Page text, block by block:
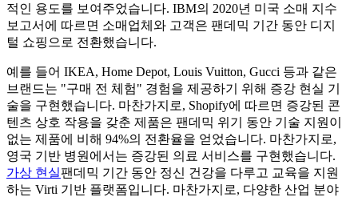
적인 용도를 보여주었습니다. IBM의 2020년 미국 소매 지수
보고서에 따르면 소매업체와 고객은 팬데믹 기간 동안 디지
털 쇼핑으로 전환했습니다.
예를 들어 IKEA, Home Depot, Louis Vuitton, Gucci 등과 같은
브랜드는 "구매 전 체험" 경험을 제공하기 위해 증강 현실 기
술을 구현했습니다. 마찬가지로, Shopify에 따르면 증강된 콘
텐츠 상호 작용을 갖춘 제품은 팬데믹 위기 동안 기술 지원이
없는 제품에 비해 94%의 전환율을 얻었습니다. 마찬가지로,
영국 기반 병원에서는 증강된 의료 서비스를 구현했습니다.
가상 현실팬데믹 기간 동안 정신 건강을 다루고 교육을 지원
하는 Virti 기반 플랫폼입니다. 마찬가지로, 다양한 산업 분야